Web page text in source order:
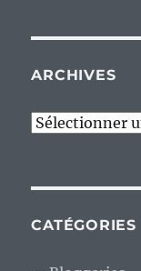
ARCHIVES
Archives
CATÉGORIES